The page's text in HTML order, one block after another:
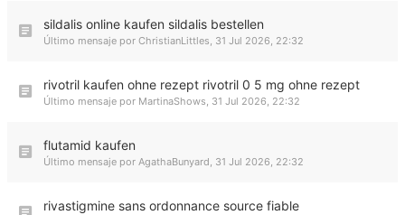
sildalis online kaufen sildalis bestellen
Último mensaje por ChristianLittles, 31 Jul 2026, 22:32
rivotril kaufen ohne rezept rivotril 0 5 mg ohne rezept
Último mensaje por MartinaShows, 31 Jul 2026, 22:32
flutamid kaufen
Último mensaje por AgathaBunyard, 31 Jul 2026, 22:32
rivastigmine sans ordonnance source fiable